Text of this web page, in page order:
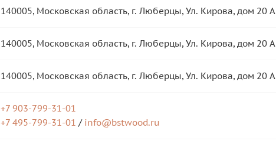
140005, Московская область, г. Люберцы, Ул. Кирова, дом 20 А
140005, Московская область, г. Люберцы, Ул. Кирова, дом 20 А
140005, Московская область, г. Люберцы, Ул. Кирова, дом 20 А
+7 903-799-31-01
+7 495-799-31-01 / info@bstwood.ru